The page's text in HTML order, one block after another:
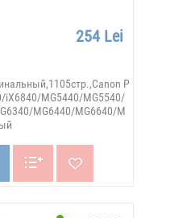
254 Lei
P
iX6840/MG5440/MG5540/
MG6440/MG6640/M